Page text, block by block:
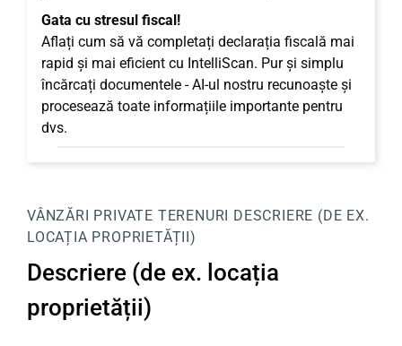
Gata cu stresul fiscal!
Aflați cum să vă completați declarația fiscală mai
rapid și mai eficient cu IntelliScan. Pur și simplu
încărcați documentele - AI-ul nostru recunoaște și
procesează toate informațiile importante pentru
dvs.
VÂNZĂRI PRIVATE TERENURI DESCRIERE (DE EX.
LOCAȚIA PROPRIETĂȚII)
Descriere (de ex. locația
proprietății)